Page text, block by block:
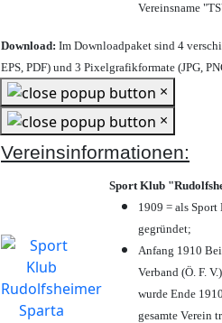
Vereinsname
Download: Im Downloadpaket sind 4
EPS, PDF) und 3 Pixelgrafikformate (JPG,
×
×
Vereinsinformationen:
Sport Klub
1909 = als
gegründet;
Anfang 1910
Verband (Ö. F.
wurde Ende
gesamte Verein